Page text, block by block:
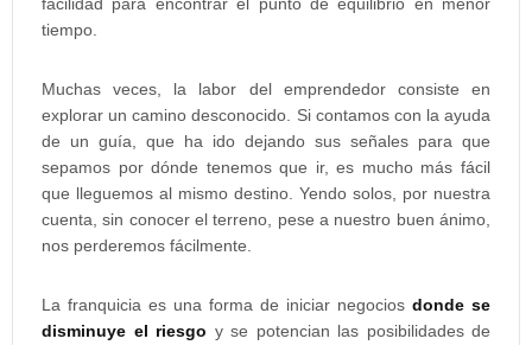
tiempo.
Muchas veces, la labor del emprendedor consiste en
explorar un camino desconocido. Si contamos con la ayuda
de un guía, que ha ido dejando sus señales para que
sepamos por dónde tenemos que ir, es mucho más fácil
que lleguemos al mismo destino. Yendo solos, por nuestra
cuenta, sin conocer el terreno, pese a nuestro buen ánimo,
nos perderemos fácilmente.
La franquicia es una forma de iniciar negocios donde se
disminuye el riesgo y se potencian las posibilidades de